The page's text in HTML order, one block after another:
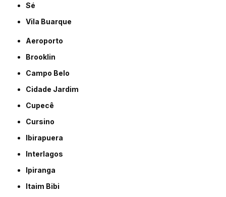
Sé
Vila Buarque
Aeroporto
Brooklin
Campo Belo
Cidade Jardim
Cupecê
Cursino
Ibirapuera
Interlagos
Ipiranga
Itaim Bibi